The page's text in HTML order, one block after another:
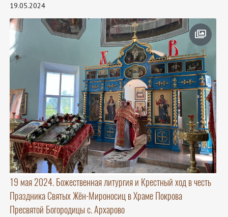
19.05.2024
19 мая 2024. Божественная литургия и Крестный ход в честь
Праздника Святых Жён-Мироносиц в Храме Покрова
Пресвятой Богородицы с. Архарово